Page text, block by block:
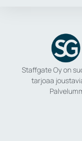
Staffgate Oy on
tarjoaa